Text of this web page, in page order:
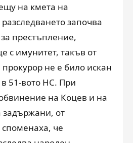
на кмета на
започва
престъпление,
с имунитет, такъв от
не е било искан
51-вото НС. При
на Коцев и на
задържани, от
споменаха, че